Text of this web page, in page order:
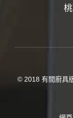
© 2018 有間廚具